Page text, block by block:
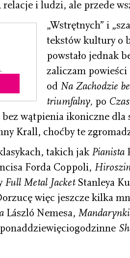
relacje i ludzi, ale przede
„Wstrętnych” i
tekstów kultury o
powstało jednak
zaliczam powieści
od Na Zachodzie
triumfalny, po
wątpienia ikoniczne dla
Krall, choćby te
takich jak Pianista
Forda Coppoli,
Full Metal JacketStanleya
więc jeszcze kilka
László Nemesa, Mandarynki